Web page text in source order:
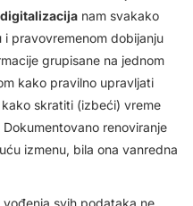
digitalizacija nam svakako
pravovremenom dobijanju
grupisane na jednom
kako pravilno upravljati
skratiti (izbeći) vreme
renoviranje
izmenu, bila ona vanredna
svih podataka ne